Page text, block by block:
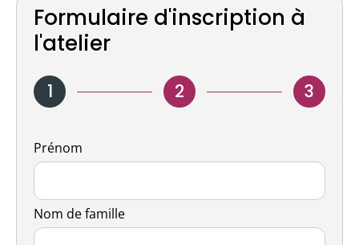
Formulaire d'inscription à
l'atelier
1 2 3
Nom
Prénom
Nom de famille